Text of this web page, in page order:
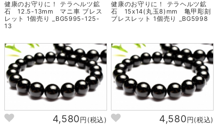
健康のお守りに！ テラヘルツ鉱
石 12.5-13mm マニ車 ブレス
レット 1個売り _BG5995-125-
13
健康のお守りに！ テラヘルツ鉱
石 15x14(丸玉8)mm 亀甲彫刻
ブレスレット 1個売り _BG5998
4,580円(税込) 4,580円(税込)